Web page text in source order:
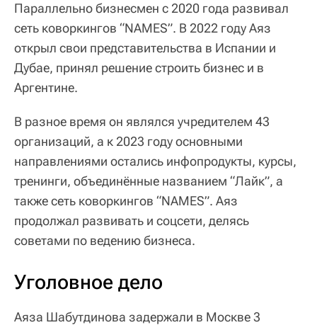
Параллельно бизнесмен с 2020 года развивал
сеть коворкингов “NAMES”. В 2022 году Аяз
открыл свои представительства в Испании и
Дубае, принял решение строить бизнес и в
Аргентине.
В разное время он являлся учредителем 43
организаций, а к 2023 году основными
направлениями остались инфопродукты, курсы,
тренинги, объединённые названием “Лайк”, а
также сеть коворкингов “NAMES”. Аяз
продолжал развивать и соцсети, делясь
советами по ведению бизнеса.
Уголовное дело
Аяза Шабутдинова задержали в Москве 3